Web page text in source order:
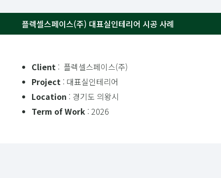
플렉셀스페이스(주) 대표실인테리어 시공 사례
Client : 플렉셀스페이스(주)
Project : 대표실인테리어
Location : 경기도 의왕시
Term of Work : 2026